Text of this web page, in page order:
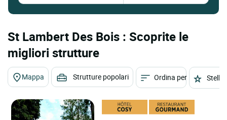
St Lambert Des Bois : Scoprite le
migliori strutture
Mappa Strutture popolari Ordina per Stelle